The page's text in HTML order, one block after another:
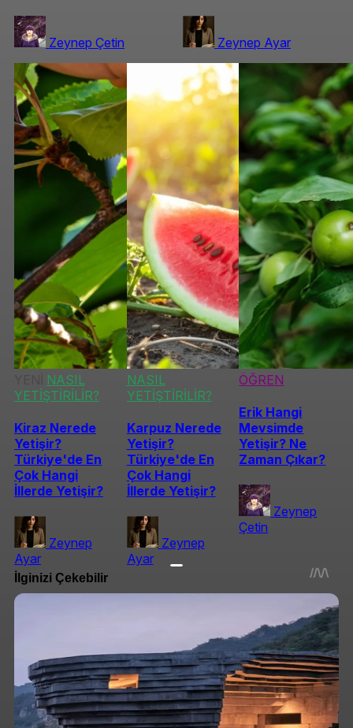
Zeynep Çetin Zeynep Ayar
NASIL
YETİŞTİRİLİR?
Kiraz Nerede
Yetişir?
Türkiye'de En
Çok Hangi
İllerde Yetişir?
Zeynep
Ayar
NASIL
YETİŞTİRİLİR?
Karpuz Nerede
Yetişir?
Türkiye'de En
Çok Hangi
İllerde Yetişir?
Zeynep
Ayar
ÖĞREN
Erik Hangi
Mevsimde
Yetişir? Ne
Zaman Çıkar?
Zeynep
Çetin